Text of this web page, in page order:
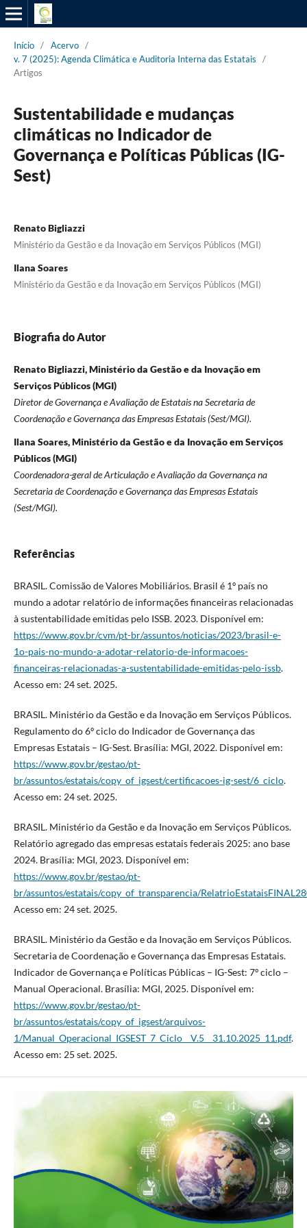
Início / Acervo /
v. 7 (2025): Agenda Climática e Auditoria Interna das Estatais
/
Artigos
Sustentabilidade e mudanças
climáticas no Indicador de
Governança e Políticas Públicas (IG-
Sest)
Renato Bigliazzi
Ministério da Gestão e da Inovação em Serviços Públicos (MGI)
Ilana Soares
Ministério da Gestão e da Inovação em Serviços Públicos (MGI)
Biografia do Autor
Renato Bigliazzi, Ministério da Gestão e da Inovação em
Serviços Públicos (MGI)
Diretor de Governança e Avaliação de Estatais na Secretaria de
Coordenação e Governança das Empresas Estatais (Sest/MGI).
Ilana Soares, Ministério da Gestão e da Inovação em Serviços
Públicos (MGI)
Coordenadora-geral de Articulação e Avaliação da Governança na
Secretaria de Coordenação e Governança das Empresas Estatais
(Sest/MGI).
Referências
BRASIL. Comissão de Valores Mobiliários. Brasil é 1º país no
mundo a adotar relatório de informações financeiras relacionadas
à sustentabilidade emitidas pelo ISSB. 2023. Disponível em:
https://www.gov.br/cvm/pt-br/assuntos/noticias/2023/brasil-e-
1o-pais-no-mundo-a-adotar-relatorio-de-informacoes-
financeiras-relacionadas-a-sustentabilidade-emitidas-pelo-issb.
Acesso em: 24 set. 2025.
BRASIL. Ministério da Gestão e da Inovação em Serviços Públicos.
Regulamento do 6º ciclo do Indicador de Governança das
Empresas Estatais – IG-Sest. Brasília: MGI, 2022. Disponível em:
https://www.gov.br/gestao/pt-
br/assuntos/estatais/copy_of_igsest/certificacoes-ig-sest/6_ciclo.
Acesso em: 24 set. 2025.
BRASIL. Ministério da Gestão e da Inovação em Serviços Públicos.
Relatório agregado das empresas estatais federais 2025: ano base
2024. Brasília: MGI, 2023. Disponível em:
https://www.gov.br/gestao/pt-
br/assuntos/estatais/copy_of_transparencia/
Acesso em: 24 set. 2025.
BRASIL. Ministério da Gestão e da Inovação em Serviços Públicos.
Secretaria de Coordenação e Governança das Empresas Estatais.
Indicador de Governança e Políticas Públicas – IG-Sest: 7º ciclo –
Manual Operacional. Brasília: MGI, 2025. Disponível em:
https://www.gov.br/gestao/pt-
br/assuntos/estatais/copy_of_igsest/arquivos-
1/Manual_Operacional_IGSEST_7_Ciclo__V.5__31.10.2025_11.pdf.
Acesso em: 25 set. 2025.